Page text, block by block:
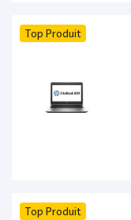
Top Produit
Top Produit